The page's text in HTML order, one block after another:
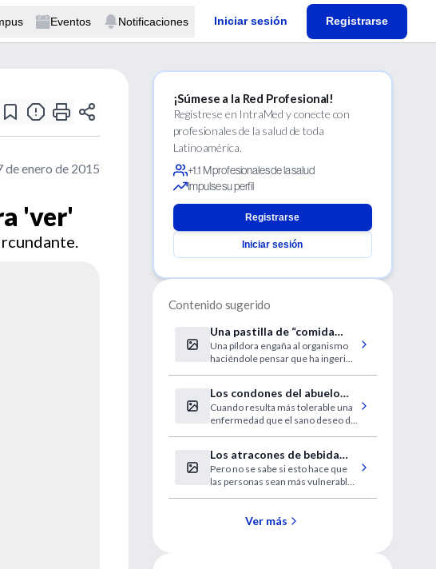
Eventos Notificaciones Iniciar sesión Registrarse
de enero de 2015
'ver'
¡Súmese a la Red Profesional!
Regístrese en IntraMed y conecte con
profesionales de la salud de toda
Latinoamérica.
+1.1 M profesionales de la salud
Impulse su perfil
Registrarse
Iniciar sesión
Contenido sugerido
Una pastilla de “comida
imaginaria” adelgaza a
ratones obesos
Una píldora engaña al organismo
haciéndole pensar que ha ingerido
Los condones del abuelo
Nino
Cuando resulta más tolerable una
enfermedad que el sano deseo de
Los atracones de bebida
podrían debilitar al sistema
inmunitario
Pero no se sabe si esto hace que
las personas sean más vulnerables
Ver más